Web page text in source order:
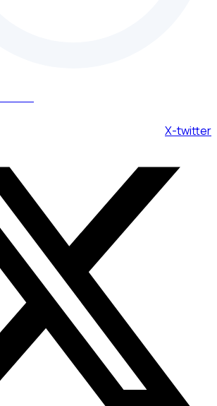
X-twitter